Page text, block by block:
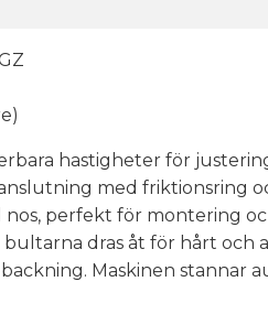
hastigheter för
med friktionsring
perfekt för montering
dras åt för hårt och
Maskinen